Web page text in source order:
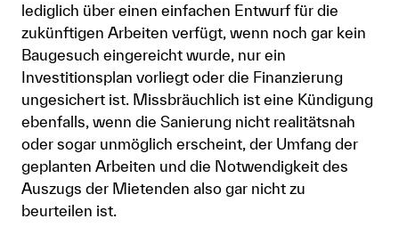
lediglich über einen einfachen Entwurf für die
zukünftigen Arbeiten verfügt, wenn noch gar kein
Baugesuch eingereicht wurde, nur ein
Investitionsplan vorliegt oder die Finanzierung
ungesichert ist. Missbräuchlich ist eine Kündigung
ebenfalls, wenn die Sanierung nicht realitätsnah
oder sogar unmöglich erscheint, der Umfang der
geplanten Arbeiten und die Notwendigkeit des
Auszugs der Mietenden also gar nicht zu
beurteilen ist.